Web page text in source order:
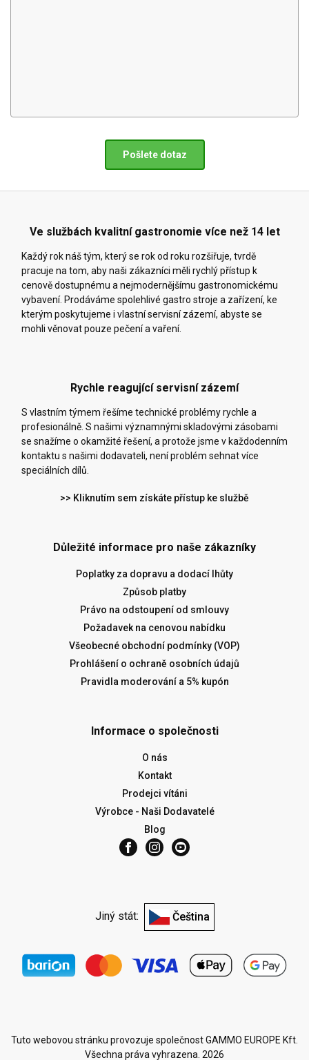
Pošlete dotaz
Ve službách kvalitní gastronomie více než 14 let
Každý rok náš tým, který se rok od roku rozšiřuje, tvrdě
pracuje na tom, aby naši zákazníci měli rychlý přístup k
cenově dostupnému a nejmodernějšímu gastronomickému
vybavení. Prodáváme spolehlivé gastro stroje a zařízení, ke
kterým poskytujeme i vlastní servisní zázemí, abyste se
mohli věnovat pouze pečení a vaření.
Rychle reagující servisní zázemí
S vlastním týmem řešíme technické problémy rychle a
profesionálně. S našimi významnými skladovými zásobami
se snažíme o okamžité řešení, a protože jsme v každodenním
kontaktu s našimi dodavateli, není problém sehnat více
speciálních dílů.
>> Kliknutím sem získáte přístup ke službě
Důležité informace pro naše zákazníky
Poplatky za dopravu a dodací lhůty
Způsob platby
Právo na odstoupení od smlouvy
Požadavek na cenovou nabídku
Všeobecné obchodní podmínky (VOP)
Prohlášení o ochraně osobních údajů
Pravidla moderování a 5% kupón
Informace o společnosti
O nás
Kontakt
Prodejci vítáni
Výrobce - Naši Dodavatelé
Blog
Jiný stát: Čeština
Tuto webovou stránku provozuje společnost GAMMO EUROPE Kft.
Všechna práva vyhrazena. 2026